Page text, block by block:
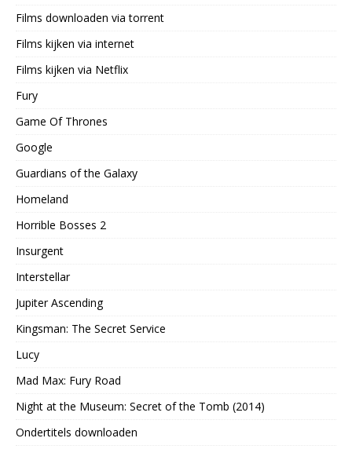
Films downloaden via torrent
Films kijken via internet
Films kijken via Netflix
Fury
Game Of Thrones
Google
Guardians of the Galaxy
Homeland
Horrible Bosses 2
Insurgent
Interstellar
Jupiter Ascending
Kingsman: The Secret Service
Lucy
Mad Max: Fury Road
Night at the Museum: Secret of the Tomb (2014)
Ondertitels downloaden